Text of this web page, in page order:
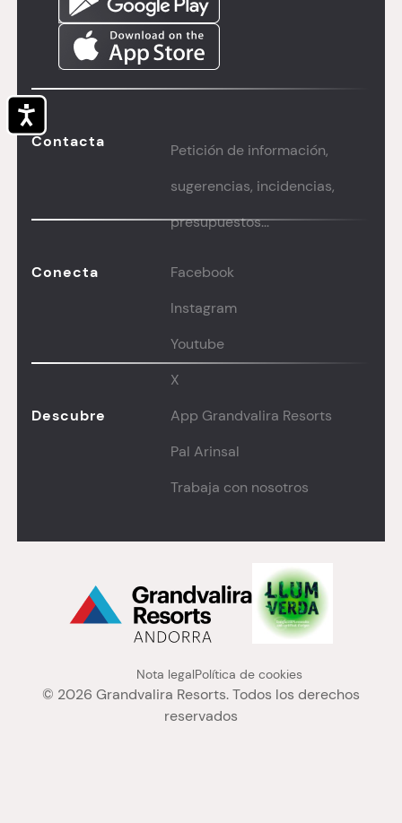
Contacta
Petición de información,
sugerencias, incidencias,
presupuestos...
Conecta
Facebook
Instagram
Youtube
X
Descubre
App Grandvalira Resorts
Pal Arinsal
Trabaja con nosotros
© 2026 Grandvalira Resorts. Todos los derechos
reservados
Menú "legal" PA
Nota legalPolítica de cookies